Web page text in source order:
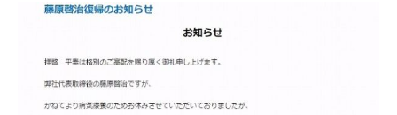
進化するPCとデバイスの未来
好きが集まる 比べて選べる